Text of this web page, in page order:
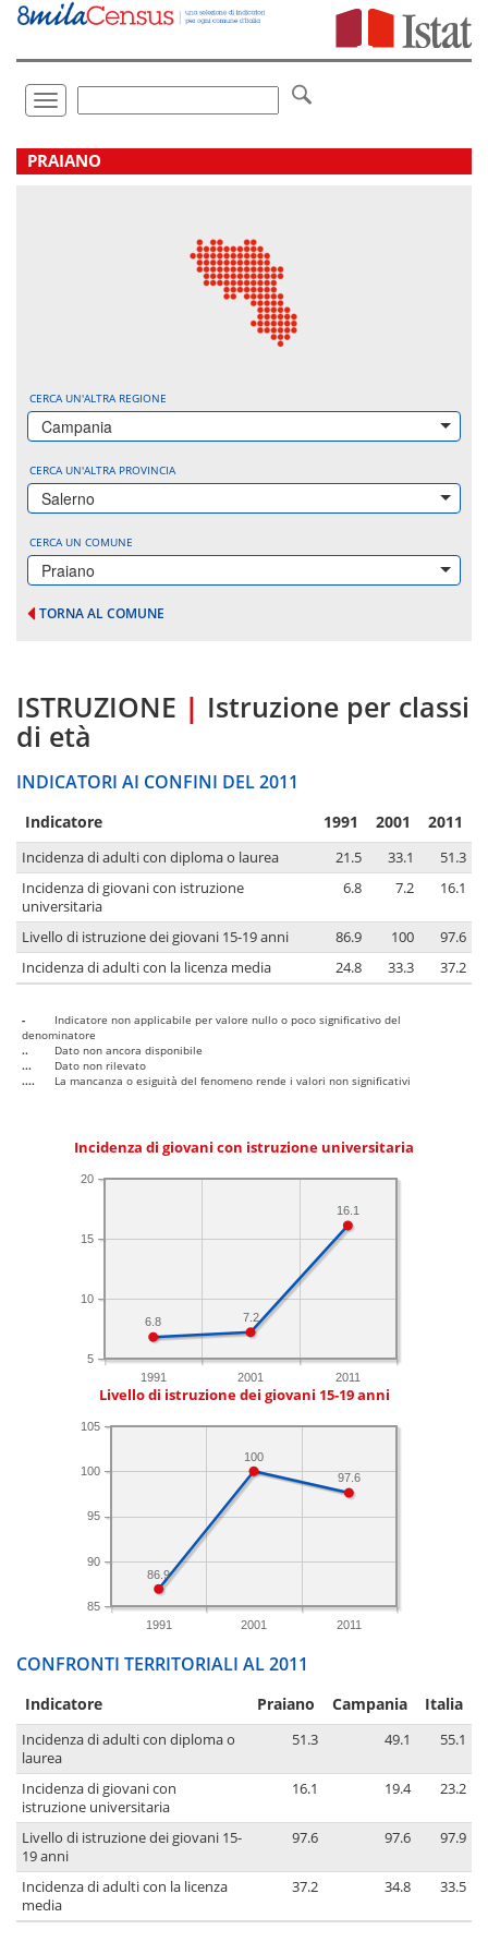
Vai
direttamente
Toggle
navigation
.
PRAIANO
CERCA UN'ALTRA REGIONE
Campania
CERCA UN'ALTRA PROVINCIA
Salerno
CERCA UN COMUNE
Praiano
TORNA AL COMUNE
ISTRUZIONE | Istruzione per classi
di età
INDICATORI AI CONFINI DEL 2011
Indicatore 1991 2001 2011
Incidenza di adulti con diploma o laurea 21.5 33.1
51.3
Incidenza di giovani con istruzione
universitaria
6.8 7.2 16.1
Livello di istruzione dei giovani 15-19 anni 86.9 100
97.6
Incidenza di adulti con la licenza media
24.8 33.3 37.2
-
Indicatore non applicabile per valore nullo o poco significativo del
denominatore
..
Dato non ancora disponibile
...
Dato non rilevato
....
La mancanza o esiguità del fenomeno rende i valori non significativi
Incidenza di giovani con istruzione universitaria
1991 2001 2011
5
10
15
20
16.1
7.2
6.8
Livello di istruzione dei giovani 15-19 anni
1991 2001 2011
85
90
95
100
105
97.6
100
86.9
CONFRONTI TERRITORIALI AL 2011
Indicatore Praiano Campania Italia
Incidenza di adulti con diploma o
laurea
51.3 49.1 55.1
Incidenza di giovani con
istruzione universitaria
16.1 19.4 23.2
Livello di istruzione dei giovani 15-
19 anni
97.6 97.6 97.9
Incidenza di adulti con la licenza
media
37.2 34.8 33.5